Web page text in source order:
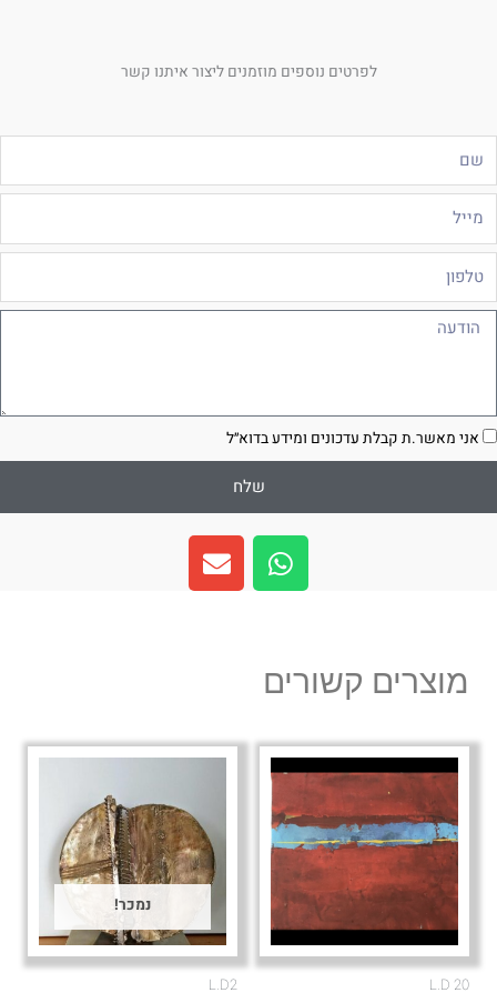
לפרטים נוספים מוזמנים ליצור איתנו קשר
אני מאשר.ת קבלת עדכונים ומידע בדוא״ל
שלח
W
h
a
a
p
E
n
v
e
מוצרים קשורים
L.D 20
נמכר!
L.D2